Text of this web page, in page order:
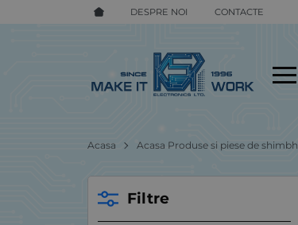
DESPRE NOI CONTACTE
Acasa Acasa Produse si piese de shimbh
Filtre